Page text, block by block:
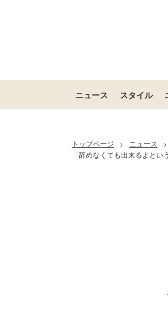
ニュース スタイル
トップページ > ニュース >
「辞めなくても出来るよとい